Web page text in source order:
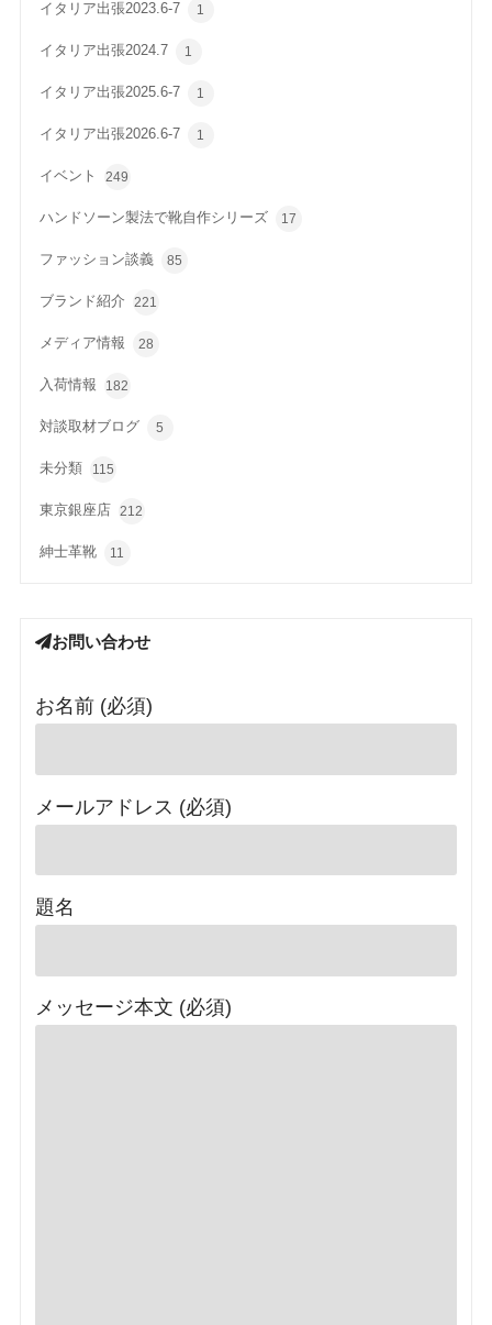
イタリア出張2023.6-7 1
イタリア出張2024.7 1
イタリア出張2025.6-7 1
イタリア出張2026.6-7 1
イベント 249
ハンドソーン製法で靴自作シリーズ 17
ファッション談義 85
ブランド紹介 221
メディア情報 28
入荷情報 182
対談取材ブログ 5
未分類 115
東京銀座店 212
紳士革靴 11
お問い合わせ
お名前 (必須)
メールアドレス (必須)
題名
メッセージ本文 (必須)